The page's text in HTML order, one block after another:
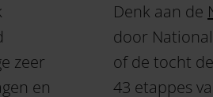
zeer
en
Denk aan de
door
of de tocht
43 etappes